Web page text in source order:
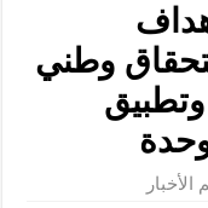
وطني
الأخبار